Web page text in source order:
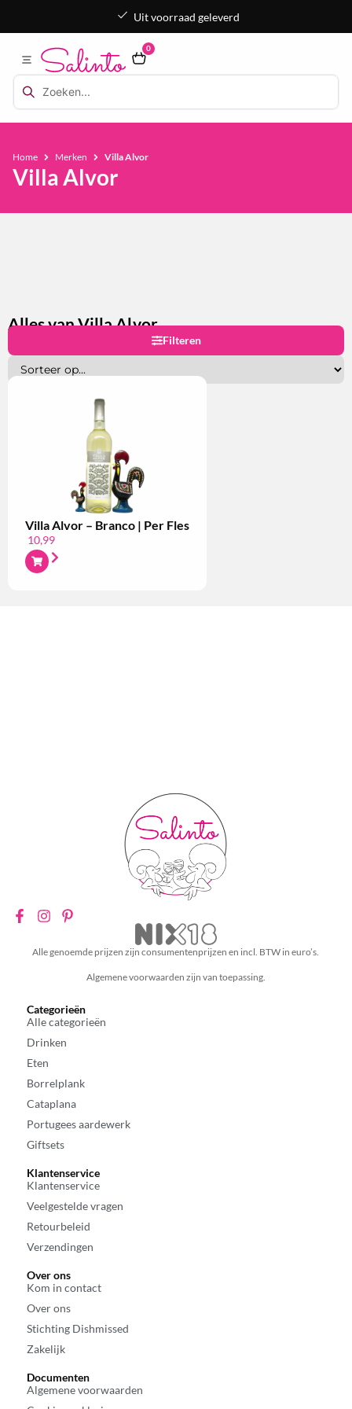
Uit voorraad geleverd
0
Home Merken Villa Alvor
Villa Alvor
Alles van Villa Alvor
Filteren
Villa Alvor – Branco | Per Fles
10,99
Alle genoemde prijzen zijn consumentenprijzen en incl. BTW in euro’s.
Algemene voorwaarden zijn van toepassing.
Categorieën
Alle categorieën
Drinken
Eten
Borrelplank
Cataplana
Portugees aardewerk
Giftsets
Klantenservice
Klantenservice
Veelgestelde vragen
Retourbeleid
Verzendingen
Over ons
Kom in contact
Over ons
Stichting Dishmissed
Zakelijk
Documenten
Algemene voorwaarden